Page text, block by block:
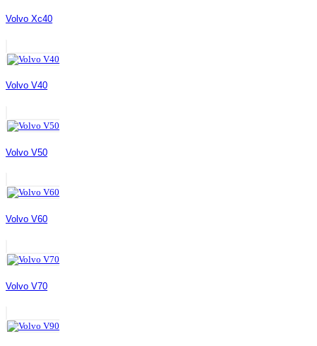
Volvo Xc40
Volvo V40
Volvo V50
Volvo V60
Volvo V70